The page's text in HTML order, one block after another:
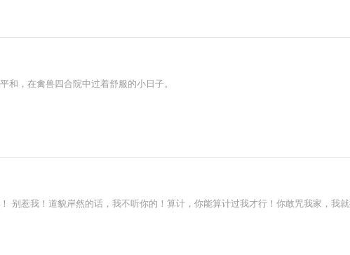
和，在禽兽四合院中过着舒服的小日子。
别惹我！道貌岸然的话，我不听你的！算计，你能算计过我才行！你敢咒我家，我